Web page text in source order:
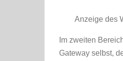
Anzeige des
Im zweiten
Gateway selbst,